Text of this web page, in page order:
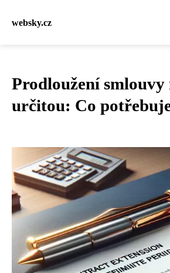
websky.cz
Prodloužení smlouvy
určitou: Co